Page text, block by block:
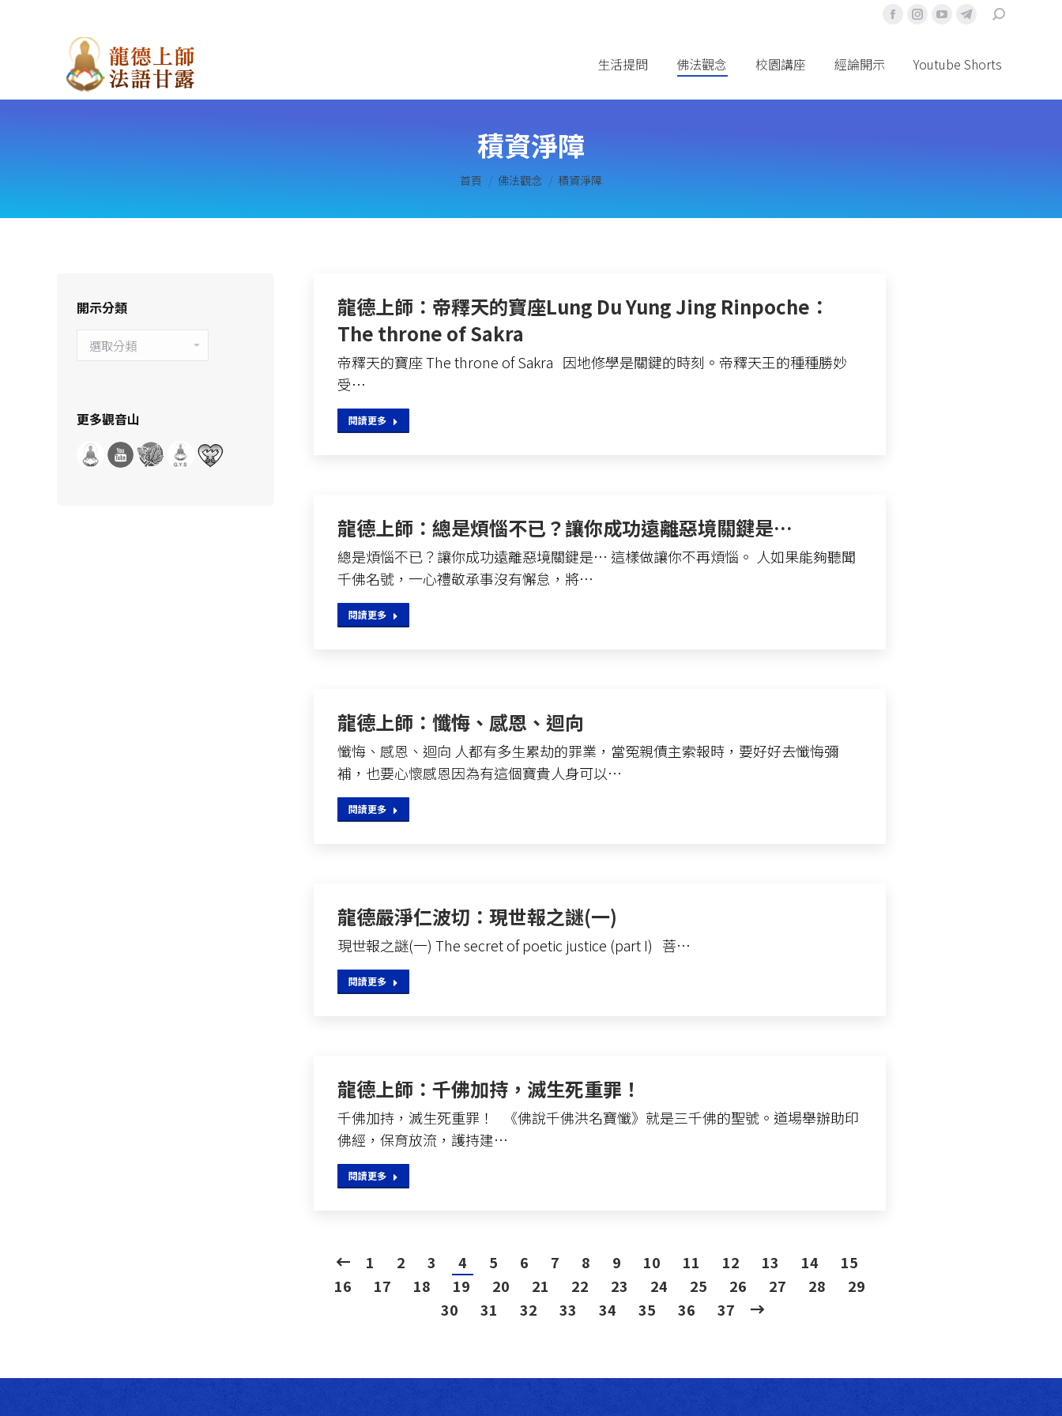
Facebook
新
Instagram
面
新
YouTube
面
新
Telegram
面
新
搜
生活提問 佛法觀念 校園講座 經論開示 Youtube Shorts
積資淨障
您在這裡：
首頁 佛法觀念 積資淨障
龍德上師：帝釋天的寶座Lung Du Yung Jing Rinpoche：
The throne of Sakra
帝釋天的寶座 The throne of Sakra 因地修學是關鍵的時刻。帝釋天王的種種勝妙
受…
閱讀更多
龍德上師：總是煩惱不已？讓你成功遠離惡境關鍵是…
總是煩惱不已？讓你成功遠離惡境關鍵是… 這樣做讓你不再煩惱。 人如果能夠聽聞
千佛名號，一心禮敬承事沒有懈怠，將…
閱讀更多
龍德上師：懺悔、感恩、迴向
懺悔、感恩、迴向 人都有多生累劫的罪業，當冤親債主索報時，要好好去懺悔彌
補，也要心懷感恩因為有這個寶貴人身可以…
閱讀更多
龍德嚴淨仁波切：現世報之謎(一)
現世報之謎(一) The secret of poetic justice (part I) 菩…
閱讀更多
龍德上師：千佛加持，滅生死重罪！
千佛加持，滅生死重罪！ 《佛說千佛洪名寶懺》就是三千佛的聖號。道場舉辦助印
佛經，保育放流，護持建…
閱讀更多
1 2 3 4 5 6 7 8 9 10 11 12 13 14
15
16
17 18 19 20 21 22 23 24 25 26 27 28
29
30
31 32 33 34 35 36 37
開示分類
更多觀音山